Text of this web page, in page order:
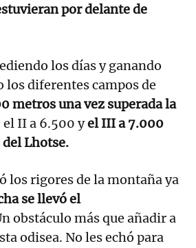
por delante de
los días y ganando
diferentes campos de
metros una vez superada la
el II a 6.500 yel III a 7.000
Lhotse.
los rigores de la montaña ya
se llevó el
obstáculo más que añadir a
odisea. No les echó para